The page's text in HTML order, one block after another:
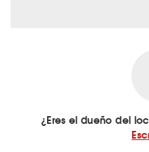
¿Eres el dueño del